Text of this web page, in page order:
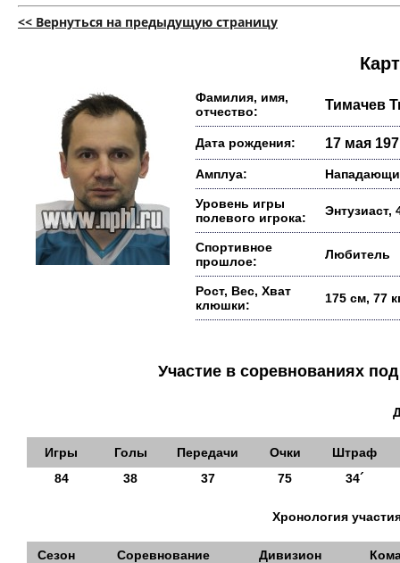
<< Вернуться на предыдущую страницу
Фамилия, имя,
отчество:
Тимачев
Дата рождения: 17 мая
Амплуа:
Уровень игры
полевого игрока:
Энтузиаст,
Спортивное
прошлое:
Любитель
Рост, Вес, Хват
клюшки:
175 см, 77
Участие в соревнованиях
Игры Голы Передачи Очки
Штраф
84
38 37 75 34´
Хронология
Сезон Соревнование Дивизион